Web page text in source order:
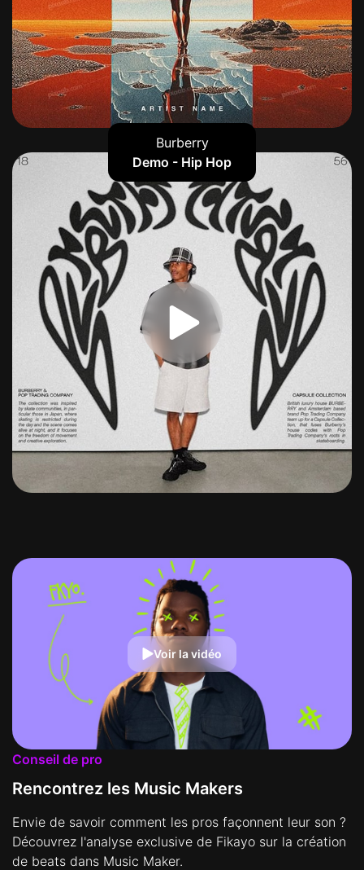
Burberry
Demo - Hip Hop
Voir la vidéo
Conseil de pro
Rencontrez les Music Makers
Envie de savoir comment les pros façonnent leur son ?
Découvrez l'analyse exclusive de Fikayo sur la création
de beats dans Music Maker.